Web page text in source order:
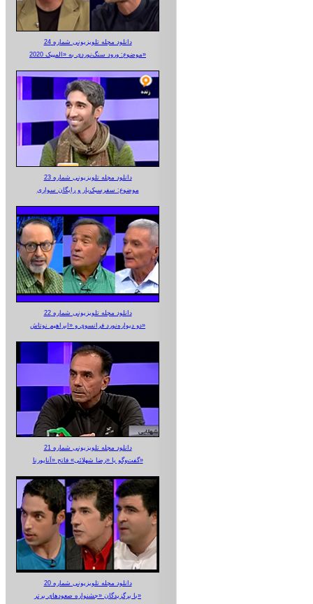
دانلود مجله تلویزیونی شماره 24
موضوع: ورود سنگ‌نوردی به «المپیک 2020»
دانلود مجله تلویزیونی شماره 23
موضوع: سفرسبک‌بار و رایگان سواری
دانلود مجله تلویزیونی شماره 22
دو دیواره‌نورد فرانسوی و «ابراهیم نوتاش»
دانلود مجله تلویزیونی شماره 21
گفت‌وگو با «رضا شهلائی» فاتح «آناپورنا»
دانلود مجله تلویزیونی شماره 20
با برگزیدگان «جشنواره صعودهای برتر»